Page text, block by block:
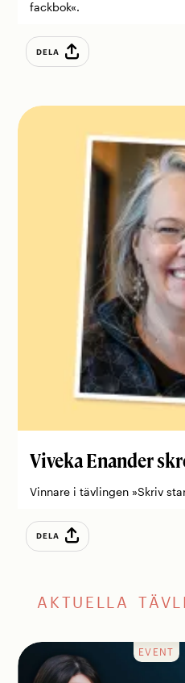
fackbok«.
DELA
Viveka Enander
Vinnare i tävlingen »Skriv
DELA
AKTUELLA
EVENT